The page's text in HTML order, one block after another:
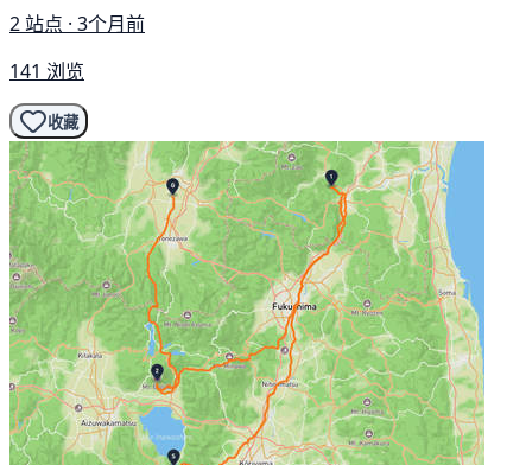
2 站点 · 3个月前
141 浏览
收藏